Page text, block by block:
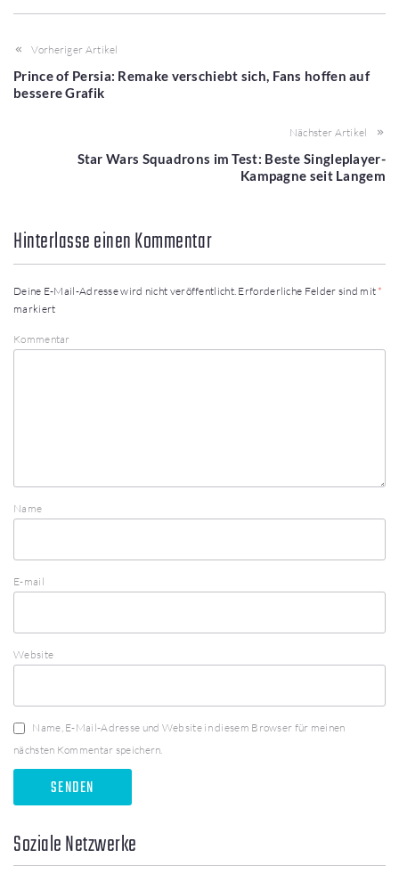
Vorheriger Artikel
Prince of Persia: Remake verschiebt sich, Fans hoffen auf
bessere Grafik
Nächster Artikel
Star Wars Squadrons im Test: Beste Singleplayer-
Kampagne seit Langem
Hinterlasse einen Kommentar
Deine E-Mail-Adresse wird nicht veröffentlicht. Erforderliche Felder sind mit *
markiert
Kommentar
Name
E-mail
Website
Name, E-Mail-Adresse und Website in diesem Browser für meinen
nächsten Kommentar speichern.
Soziale Netzwerke